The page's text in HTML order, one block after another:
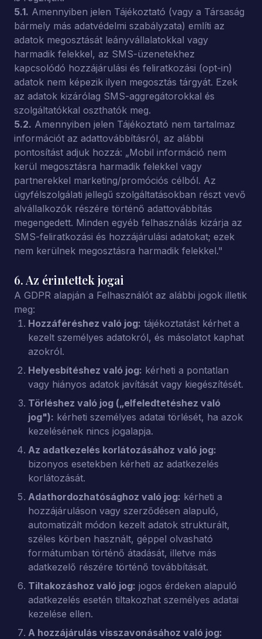
5.1. Amennyiben jelen Tájékoztató (vagy a Társaság
bármely más adatvédelmi szabályzata) említi az
adatok megosztását leányvállalatokkal vagy
harmadik felekkel, az SMS-üzenetekhez
kapcsolódó hozzájárulási és feliratkozási (opt-in)
adatok nem képezik ilyen megosztás tárgyát. Ezek
az adatok kizárólag SMS-aggregátorokkal és
szolgáltatókkal oszthatók meg.
5.2. Amennyiben jelen Tájékoztató nem tartalmaz
információt az adattovábbításról, az alábbi
pontosítást adjuk hozzá: „Mobil információ nem
kerül megosztásra harmadik felekkel vagy
partnerekkel marketing/promóciós célból. Az
ügyfélszolgálati jellegű szolgáltatásokban részt vevő
alvállalkozók részére történő adattovábbítás
megengedett. Minden egyéb felhasználás kizárja az
SMS-feliratkozási és hozzájárulási adatokat; ezek
nem kerülnek megosztásra harmadik felekkel."
6. Az érintettek jogai
A GDPR alapján a Felhasználót az alábbi jogok illetik
meg:
Hozzáféréshez való jog: tájékoztatást kérhet a
kezelt személyes adatokról, és másolatot kaphat
azokról.
Helyesbítéshez való jog: kérheti a pontatlan
vagy hiányos adatok javítását vagy kiegészítését.
Törléshez való jog („elfeledtetéshez való
jog"): kérheti személyes adatai törlését, ha azok
kezelésének nincs jogalapja.
Az adatkezelés korlátozásához való jog:
bizonyos esetekben kérheti az adatkezelés
korlátozását.
Adathordozhatósághoz való jog: kérheti a
hozzájáruláson vagy szerződésen alapuló,
automatizált módon kezelt adatok strukturált,
széles körben használt, géppel olvasható
formátumban történő átadását, illetve más
adatkezelő részére történő továbbítását.
Tiltakozáshoz való jog: jogos érdeken alapuló
adatkezelés esetén tiltakozhat személyes adatai
kezelése ellen.
A hozzájárulás visszavonásához való jog: